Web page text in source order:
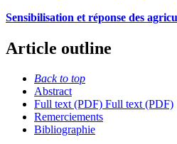
Sensibilisation et réponse des
Article outline
Back to top
Abstract
Full text (PDF) Full text (PDF)
Remerciements
Bibliographie